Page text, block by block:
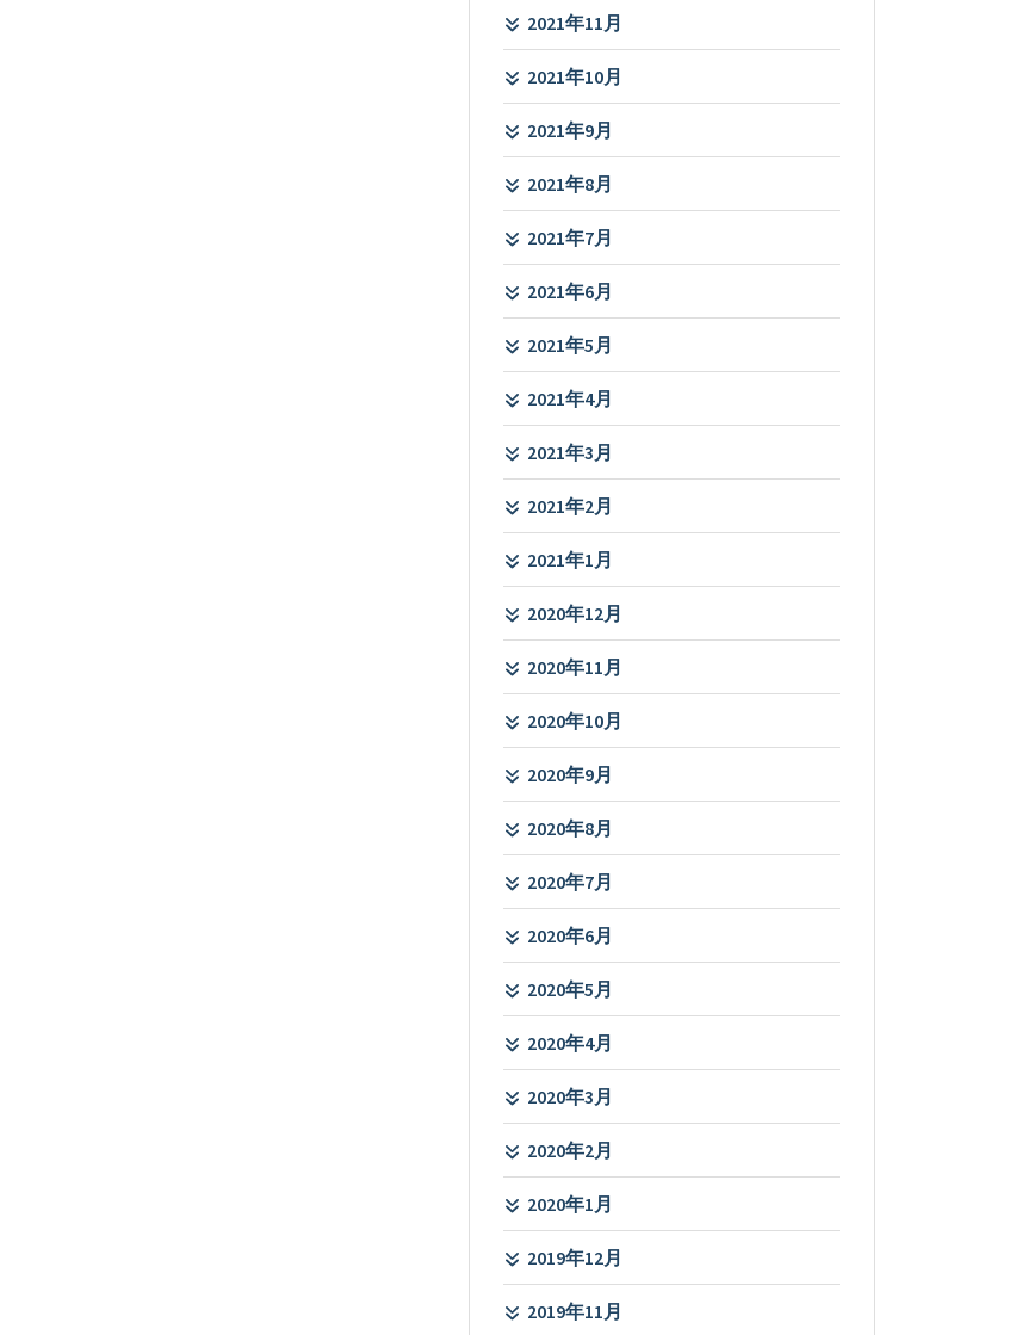
2021年11月
2021年10月
2021年9月
2021年8月
2021年7月
2021年6月
2021年5月
2021年4月
2021年3月
2021年2月
2021年1月
2020年12月
2020年11月
2020年10月
2020年9月
2020年8月
2020年7月
2020年6月
2020年5月
2020年4月
2020年3月
2020年2月
2020年1月
2019年12月
2019年11月